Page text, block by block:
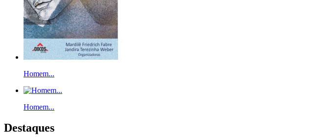
Homem...
Homem...
Destaques